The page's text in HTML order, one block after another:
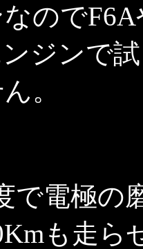
ので
ジンで
。
で電極の
も走